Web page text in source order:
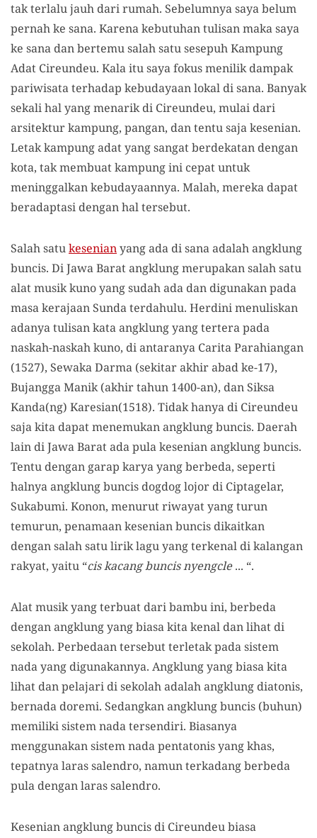
tak terlalu jauh dari rumah. Sebelumnya saya belum
pernah ke sana. Karena kebutuhan tulisan maka saya
ke sana dan bertemu salah satu sesepuh Kampung
Adat Cireundeu. Kala itu saya fokus menilik dampak
pariwisata terhadap kebudayaan lokal di sana. Banyak
sekali hal yang menarik di Cireundeu, mulai dari
arsitektur kampung, pangan, dan tentu saja kesenian.
Letak kampung adat yang sangat berdekatan dengan
kota, tak membuat kampung ini cepat untuk
meninggalkan kebudayaannya. Malah, mereka dapat
beradaptasi dengan hal tersebut.
Salah satukesenianyang ada di sana adalah angklung
buncis. Di Jawa Barat angklung merupakan salah satu
alat musik kuno yang sudah ada dan digunakan pada
masa kerajaan Sunda terdahulu. Herdini menuliskan
adanya tulisan kata angklung yang tertera pada
naskah-naskah kuno, di antaranya Carita Parahiangan
(1527), Sewaka Darma (sekitar akhir abad ke-17),
Bujangga Manik (akhir tahun 1400-an), dan Siksa
Kanda(ng) Karesian(1518). Tidak hanya di Cireundeu
saja kita dapat menemukan angklung buncis. Daerah
lain di Jawa Barat ada pula kesenian angklung buncis.
Tentu dengan garap karya yang berbeda, seperti
halnya angklung buncis dogdog lojor di Ciptagelar,
Sukabumi. Konon, menurut riwayat yang turun
temurun, penamaan kesenian buncis dikaitkan
dengan salah satu lirik lagu yang terkenal di kalangan
rakyat, yaitu “cis kacang buncis nyengcle... “.
Alat musik yang terbuat dari bambu ini, berbeda
dengan angklung yang biasa kita kenal dan lihat di
sekolah. Perbedaan tersebut terletak pada sistem
nada yang digunakannya. Angklung yang biasa kita
lihat dan pelajari di sekolah adalah angklung diatonis,
bernada doremi. Sedangkan angklung buncis (buhun)
memiliki sistem nada tersendiri. Biasanya
menggunakan sistem nada pentatonis yang khas,
tepatnya laras salendro, namun terkadang berbeda
pula dengan laras salendro.
Kesenian angklung buncis di Cireundeu biasa